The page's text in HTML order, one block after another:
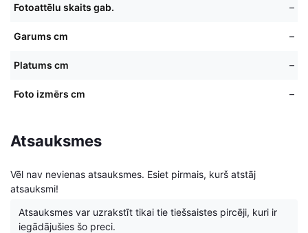
Fotoattēlu skaits gab. –
Garums cm –
Platums cm –
Foto izmērs cm –
Atsauksmes
Vēl nav nevienas atsauksmes. Esiet pirmais, kurš atstāj
atsauksmi!
Atsauksmes var uzrakstīt tikai tie tiešsaistes pircēji, kuri ir
iegādājušies šo preci.